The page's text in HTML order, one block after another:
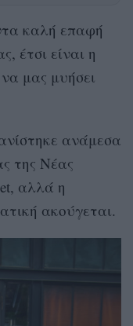
καλή επαφή
έτσι είναι η
μας μυήσει
ανάμεσα
της Νέας
αλλά η
ακούγεται.